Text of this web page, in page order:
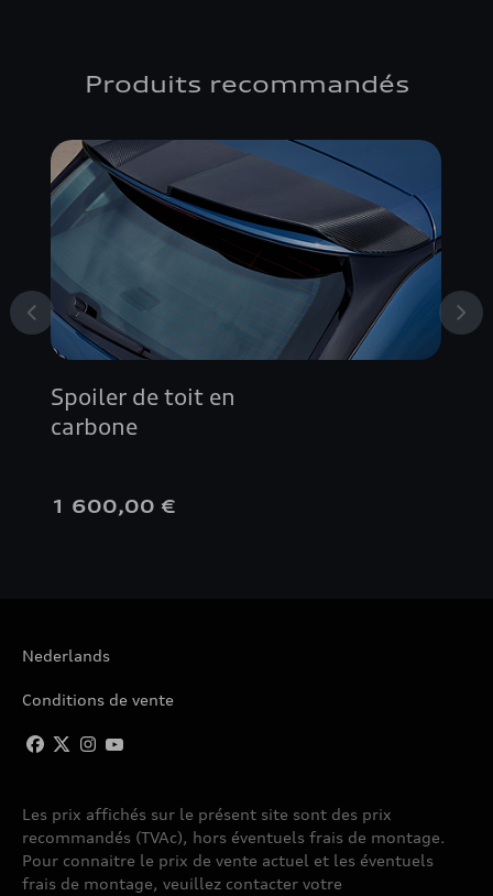
Produits recommandés
Spoiler de toit en
carbone
1 600,00 €
Nederlands
Conditions de vente
Les prix affichés sur le présent site sont des prix
recommandés (TVAc), hors éventuels frais de montage.
Pour connaitre le prix de vente actuel et les éventuels
frais de montage, veuillez contacter votre